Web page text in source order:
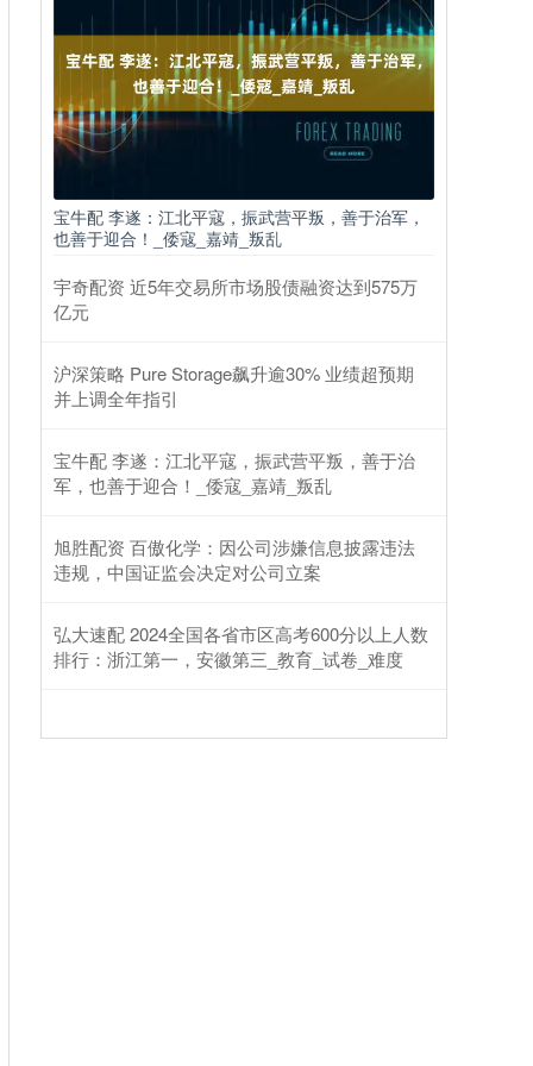
宝牛配 李遂：江北平寇，振武营平叛，善于治军，
也善于迎合！_倭寇_嘉靖_叛乱
宇奇配资 近5年交易所市场股债融资达到575万
亿元
沪深策略 Pure Storage飙升逾30% 业绩超预期
并上调全年指引
宝牛配 李遂：江北平寇，振武营平叛，善于治
军，也善于迎合！_倭寇_嘉靖_叛乱
旭胜配资 百傲化学：因公司涉嫌信息披露违法
违规，中国证监会决定对公司立案
弘大速配 2024全国各省市区高考600分以上人数
排行：浙江第一，安徽第三_教育_试卷_难度